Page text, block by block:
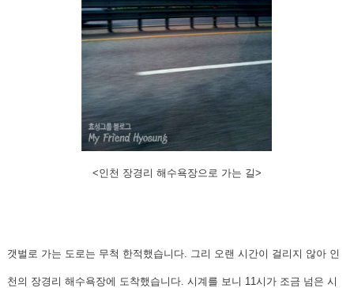
<인천 장경리 해수욕장으로 가는 길>
갯벌로 가는 도로는 무척 한적했습니다. 그리 오랜 시간이 걸리지 않아 인
천의 장경리 해수욕장에 도착했습니다. 시계를 보니 11시가 조금 넘은 시